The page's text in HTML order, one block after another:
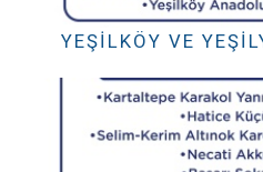
YEŞILKÖY VE